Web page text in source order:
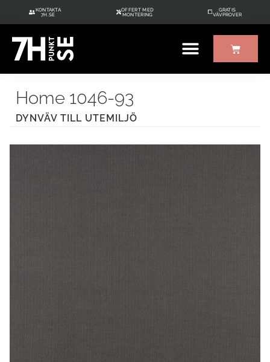
KONTAKTA
7H.SE
OFFERT MED
MONTERING
GRATIS
VÄVPROVER
Home 1046-93
DYNVÄV TILL UTEMILJÖ